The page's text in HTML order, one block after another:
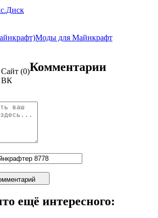
Моды для Майнкрафт
Сайт (0)
ВК
Комментарии
ещё интересного: